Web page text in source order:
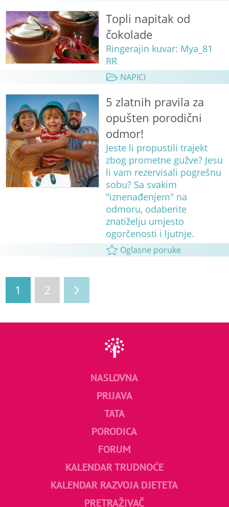
Topli napitak od
čokolade
Ringerajin kuvar: Mya_81
RR
NAPICI
5 zlatnih pravila za
opušten porodični
odmor!
Jeste li propustili trajekt
zbog prometne gužve? Jesu
li vam rezervisali pogrešnu
sobu? Sa svakim
"iznenađenjem" na
odmoru, odaberite
znatiželju umjesto
ogorčenosti i ljutnje.
Oglasne poruke
1 2
NASLOVNA
PRIJAVA
TATA
PORODICA
FORUM
KALENDAR TRUDNOĆE
KALENDAR RAZVOJA DJETETA
PRETRAŽIVAČ